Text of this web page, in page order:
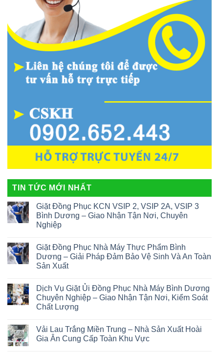
TIN TỨC MỚI NHẤT
Giặt Đồng Phục KCN VSIP 2, VSIP 2A, VSIP 3
Bình Dương – Giao Nhận Tận Nơi, Chuyên
Nghiệp
Giặt Đồng Phục Nhà Máy Thực Phẩm Bình
Dương – Giải Pháp Đảm Bảo Vệ Sinh Và An Toàn
Sản Xuất
Dịch Vụ Giặt Ủi Đồng Phục Nhà Máy Bình Dương
Chuyên Nghiệp – Giao Nhận Tận Nơi, Kiểm Soát
Chất Lượng
Vải Lau Trắng Miền Trung – Nhà Sản Xuất Hoài
Gia Ân Cung Cấp Toàn Khu Vực